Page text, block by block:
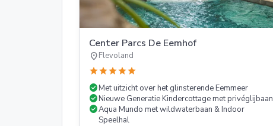
Center Parcs De Eemhof
location_onFlevoland
starstarstarstarstar
check_circleMet uitzicht over het glinsterende Eemmeer
check_circleNieuwe Generatie Kindercottage met privéglijbaan
check_circleAqua Mundo met wildwaterbaan & Indoor
Speelhal